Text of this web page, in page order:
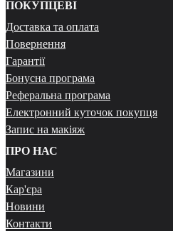
ПОКУПЦЕВІ
Доставка та оплата
Повернення
Гарантії
Бонусна програма
Реферальна програма
Електронний куточок покупця
Запис на макіяж
ПРО НАС
Магазини
Кар'єра
Новини
Контакти